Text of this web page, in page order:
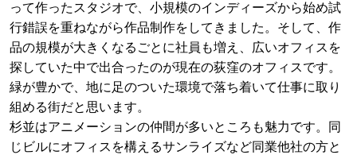
って作ったスタジオで、小規模のインディーズから始め試
行錯誤を重ねながら作品制作をしてきました。そして、作
品の規模が大きくなるごとに社員も増え、広いオフィスを
探していた中で出合ったのが現在の荻窪のオフィスです。
緑が豊かで、地に足のついた環境で落ち着いて仕事に取り
組める街だと思います。
杉並はアニメーションの仲間が多いところも魅力です。同
じビルにオフィスを構えるサンライズなど同業他社の方と